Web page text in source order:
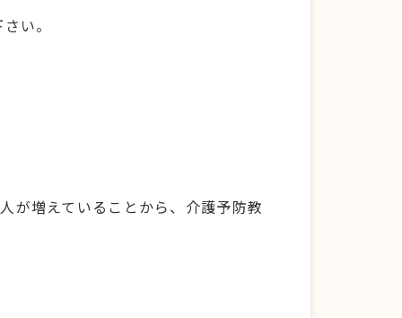
い。
が増えていることから、介護予防教